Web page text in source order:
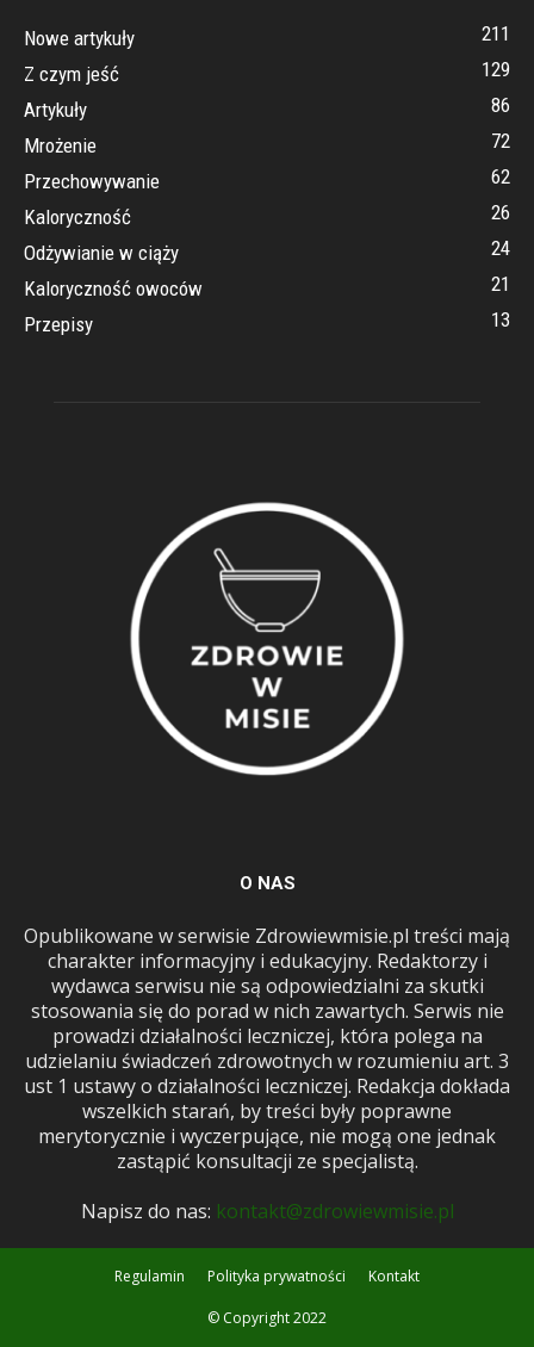
Nowe artykuły
211
Z czym jeść
129
Artykuły
86
Mrożenie
72
Przechowywanie
62
Kaloryczność
26
Odżywianie w ciąży
24
Kaloryczność owoców
21
Przepisy
13
O NAS
Opublikowane w serwisie Zdrowiewmisie.pl treści mają
charakter informacyjny i edukacyjny. Redaktorzy i
wydawca serwisu nie są odpowiedzialni za skutki
stosowania się do porad w nich zawartych. Serwis nie
prowadzi działalności leczniczej, która polega na
udzielaniu świadczeń zdrowotnych w rozumieniu art. 3
ust 1 ustawy o działalności leczniczej. Redakcja dokłada
wszelkich starań, by treści były poprawne
merytorycznie i wyczerpujące, nie mogą one jednak
zastąpić konsultacji ze specjalistą.
Napisz do nas: kontakt@zdrowiewmisie.pl
Regulamin Polityka prywatności Kontakt
© Copyright 2022